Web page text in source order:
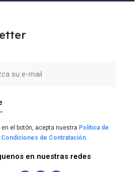
el botón, acepta nuestra Política de
Condiciones de Contratación
en nuestras redes